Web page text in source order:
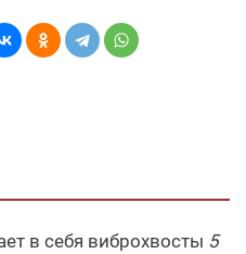
в себя виброхвосты 5